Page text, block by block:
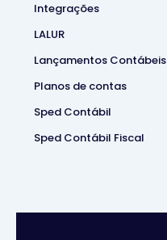
Integrações
LALUR
Lançamentos Contábeis
Planos de contas
Sped Contábil
Sped Contábil Fiscal